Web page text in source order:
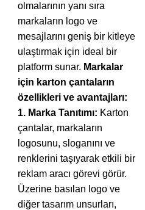
olmalarının yanı sıra
markaların logo ve
mesajlarını geniş bir kitleye
ulaştırmak için ideal bir
platform sunar. Markalar
için karton çantaların
özellikleri ve avantajları:
1. Marka Tanıtımı: Karton
çantalar, markaların
logosunu, sloganını ve
renklerini taşıyarak etkili bir
reklam aracı görevi görür.
Üzerine basılan logo ve
diğer tasarım unsurları,